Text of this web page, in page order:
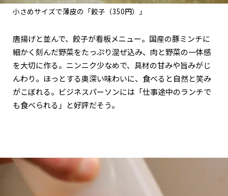
小さめサイズで薄皮の「餃子（350円）」
唐揚げと並んで、餃子が看板メニュー。国産の豚ミンチに
細かく刻んだ野菜をたっぷり混ぜ込み、肉と野菜の一体感
を大切に作る。ニンニク少なめで、具材の甘みや旨みがじ
んわり。ほっとする奥深い味わいに、食べると自然と笑み
がこぼれる。ビジネスパーソンには「仕事途中のランチで
も食べられる」と好評だそう。